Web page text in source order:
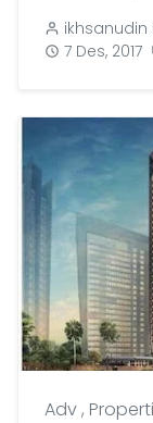
7 Des, 2017
Adv, Properti